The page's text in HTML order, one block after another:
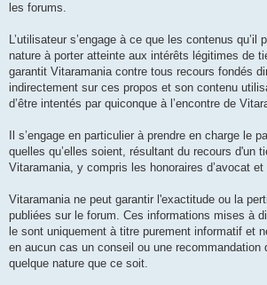
les forums.
L’utilisateur s’engage à ce que les contenus qu’il
nature à porter atteinte aux intérêts légitimes de
garantit Vitaramania contre tous recours fondés
indirectement sur ces propos et son contenu
d’être intentés par quiconque à l’encontre de
Il s’engage en particulier à prendre en charge le
quelles qu’elles soient, résultant du recours d'un
Vitaramania, y compris les honoraires d’avocat
Vitaramania ne peut garantir l'exactitude ou la
publiées sur le forum. Ces informations mises à
le sont uniquement à titre purement informatif et
en aucun cas un conseil ou une recommandation
quelque nature que ce soit.